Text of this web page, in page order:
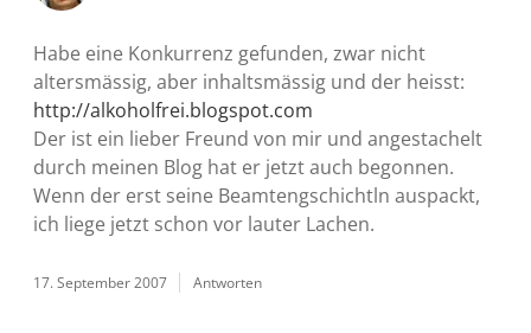
Habe eine Konkurrenz gefunden, zwar nicht
altersmässig, aber inhaltsmässig und der heisst:
http://alkoholfrei.blogspot.com
Der ist ein lieber Freund von mir und angestachelt
durch meinen Blog hat er jetzt auch begonnen.
Wenn der erst seine Beamtengschichtln auspackt,
ich liege jetzt schon vor lauter Lachen.
17. September 2007 Antworten